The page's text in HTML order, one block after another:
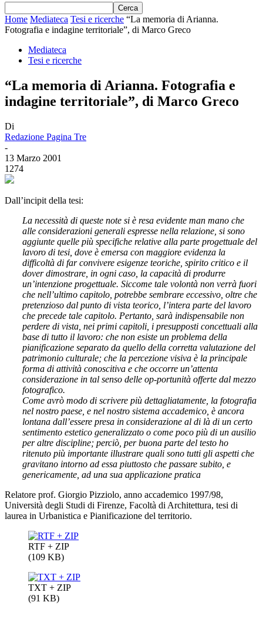
Home Mediateca Tesi e ricerche “La memoria di Arianna.
Fotografia e indagine territoriale”, di Marco Greco
Mediateca
Tesi e ricerche
“La memoria di Arianna. Fotografia e
indagine territoriale”, di Marco Greco
Di
Redazione Pagina Tre
-
13 Marzo 2001
1274
Dall’incipit della tesi:
La necessità di queste note si è resa evidente man mano che
alle considerazioni generali espresse nella relazione, si sono
aggiunte quelle più specifiche relative alla parte progettuale del
lavoro di tesi, dove è emersa con maggiore evidenza la
difficoltà di far convivere esigenze teoriche, spirito critico e il
dover dimostrare, in ogni caso, la capacità di produrre
un’intenzione progettuale. Siccome tale volontà non verrà fuori
che nell’ultimo capitolo, potrebbe sembrare eccessivo, oltre che
pretenzioso dal punto di vista teorico, l’intera parte del lavoro
che precede tale capitolo. Pertanto, sarà indispensabile non
perdere di vista, nei primi capitoli, i presupposti concettuali alla
base di tutto il lavoro: che non esiste un problema della
pianificazione separato da quello della corretta valutazione del
patrimonio culturale; che la percezione visiva è la principale
forma di attività conoscitiva e che occorre un’attenta
considerazione in tal senso delle op-portunità offerte dal mezzo
fotografico.
Come avrò modo di scrivere più dettagliatamente, la fotografia
nel nostro paese, e nel nostro sistema accademico, è ancora
lontana dall’essere presa in considerazione al di là di un certo
sentimento estetico generalizzato o come poco più di un ausilio
per altre discipline; perciò, per buona parte del testo ho
ritenuto più importante illustrare quali sono tutti gli aspetti che
gravitano intorno ad essa piuttosto che passare subito, e
genericamente, ad una sua applicazione pratica
Relatore prof. Giorgio Pizziolo, anno accademico 1997/98,
Università degli Studi di Firenze, Facoltà di Architettura, tesi di
laurea in Urbanistica e Pianificazione del territorio.
RTF + ZIP
(109 KB)
TXT + ZIP
(91 KB)